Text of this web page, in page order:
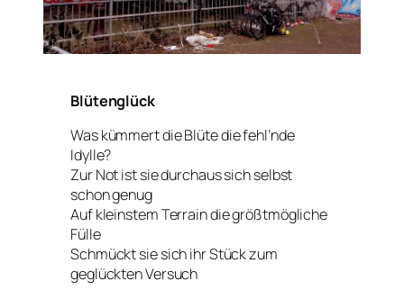
Blütenglück
Was kümmert die Blüte die fehl’nde
Idylle?
Zur Not ist sie durchaus sich selbst
schon genug
Auf kleinstem Terrain die größtmögliche
Fülle
Schmückt sie sich ihr Stück zum
geglückten Versuch